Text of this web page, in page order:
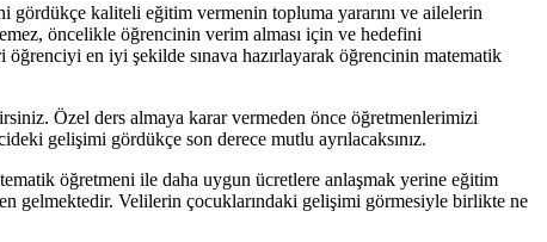
kaliteli eğitim vermenin topluma yararını ve ailelerin
öncelikle öğrencinin verim alması için ve hedefini
en iyi şekilde sınava hazırlayarak öğrencinin matematik
Özel ders almaya karar vermeden önce öğretmenlerimizi
gelişimi gördükçe son derece mutlu ayrılacaksınız.
öğretmeni ile daha uygun ücretlere anlaşmak yerine eğitim
gelmektedir. Velilerin çocuklarındaki gelişimi görmesiyle birlikte ne